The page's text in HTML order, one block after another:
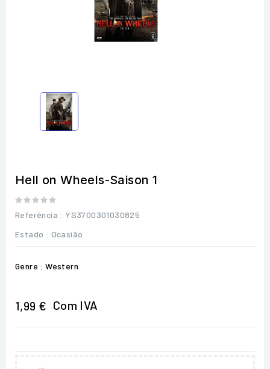
Hell on Wheels-Saison 1
Referência : YS3700301030825
Estado : Ocasião
Genre : Western
1,99 € Com IVA